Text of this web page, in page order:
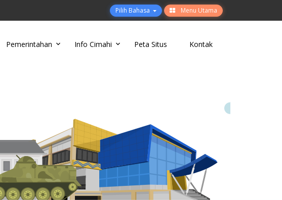
Pilih Bahasa Menu Utama
Pemerintahan Info Cimahi Peta Situs Kontak